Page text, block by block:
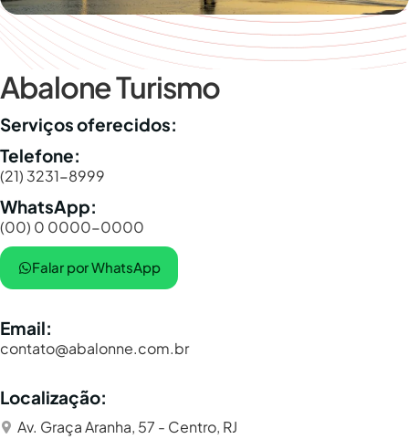
Abalone Turismo
Serviços oferecidos:
Telefone:
(21) 3231-8999
WhatsApp:
(00) 0 0000-0000
Falar por WhatsApp
Email:
contato@abalonne.com.br
Localização:
Av. Graça Aranha, 57 - Centro, RJ